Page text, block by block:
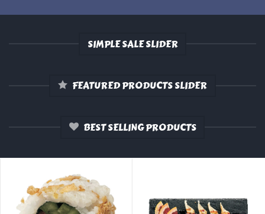
SIMPLE SALE SLIDER
FEATURED PRODUCTS SLIDER
BEST SELLING PRODUCTS